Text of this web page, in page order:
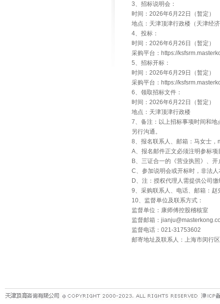
3、招标说明会：
时间：2026年6月22日（暂定）
地点：天津顶津行政楼（天津经
4、投标：
时间：2026年6月26日（暂定）
采购平台：https://
5、招标开标：
时间：2026年6月29日（暂定）
采购平台：https://
6、领取招标文件：
时间：2026年6月22日（暂定）
地点：天津顶津行政楼
7、备注：以上招标事项时间和
另行沟通。
8、报名联系人、邮箱：马女士
A、报名邮件正文必须注明参标
B、三证合一的《营业执照》、
C、参加说明会或开标时，非法
D、注：授权代理人需提供公司
9、采购联系人、电话、邮箱：
10、监督单位及联系方式：
监督单位：康师傅控股稽核室
监督邮箱：
监督电话：021-31753602
邮寄地址及联系人：上海市闵行